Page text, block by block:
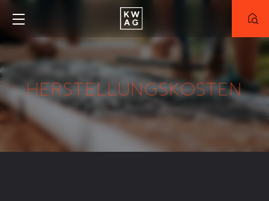
NEUBAU BESTAND
PROJEKT
Alle Projekte Truderinger-Morgen
HERSTELLUNGSKOSTEN